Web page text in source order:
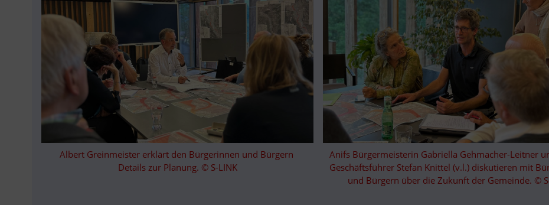
Albert Greinmeister erklärt den Bürgerinnen und Bürgern
Details zur Planung. © S-LINK
Anifs Bürgermeisterin Gabriella Gehmacher-Leitner
Geschäftsführer Stefan Knittel (v.l.) diskutieren mit
und Bürgern über die Zukunft der Gemeinde. ©